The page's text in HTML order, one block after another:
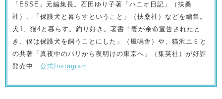
「ESSE」元編集長。石田ゆり子著「ハニオ日記」（扶桑
社）、「保護犬と暮らすということ」（扶桑社）などを編集。
犬1、猫4と暮らす。釣り好き。著書「妻が余命宣告されたと
き、僕は保護犬を飼うことにした」（風鳴舎）や、猫沢エミと
の共著「真夜中のパリから夜明けの東京へ」（集英社）が好評
発売中 公式Instagram